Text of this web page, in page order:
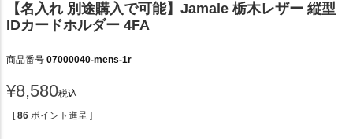
【名入れ 別途購入で可能】Jamale 栃木レザー 縦型
IDカードホルダー 4FA
商品番号 07000040-mens-1r
¥8,580税込
[ 86 ポイント進呈 ]